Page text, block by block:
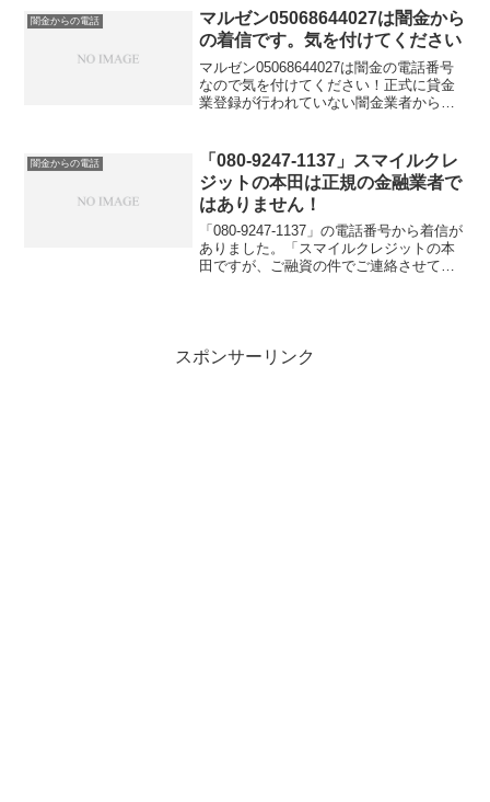
どの金融被害に遭う可能性もあります。
どうしてもお金を借りたい！という場合
には給料ファクタリングという新しい方
法をお勧めします。これなら審査を気に
せず現金を調達できますよ。
闇金からの電話
マルゼン05068644027は闇金から
の着信です。気を付けてください
マルゼン05068644027は闇金の電話番号
なので気を付けてください！正式に貸金
業登録が行われていない闇金業者からの
か？」「今ならすぐにご融資可能なので
条件だけでも聞い...
闇金からの電話
「080-9247-1137」スマイルクレ
ジットの本田は正規の金融業者で
はありません！
「080-9247-1137」の電話番号から着信が
ありました。「スマイルクレジットの本
田ですが、ご融資の件でご連絡させてい
スポンサーリンク